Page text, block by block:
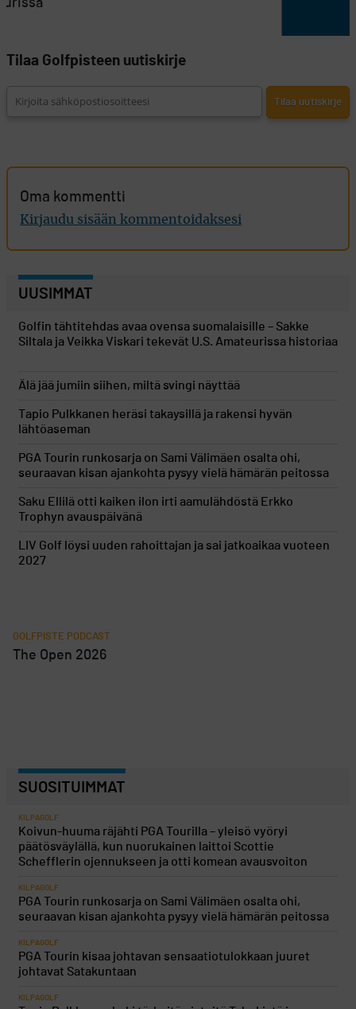
Tilaa Golfpisteen uutiskirje
Oma kommentti
Kirjaudu sisään kommentoidaksesi
UUSIMMAT
Golfin tähtitehdas avaa ovensa suomalaisille – Sakke
Siltala ja Veikka Viskari tekevät U.S. Amateurissa historiaa
Älä jää jumiin siihen, miltä svingi näyttää
Tapio Pulkkanen heräsi takaysillä ja rakensi hyvän
lähtöaseman
PGA Tourin runkosarja on Sami Välimäen osalta ohi,
seuraavan kisan ajankohta pysyy vielä hämärän peitossa
Saku Ellilä otti kaiken ilon irti aamulähdöstä Erkko
Trophyn avauspäivänä
LIV Golf löysi uuden rahoittajan ja sai jatkoaikaa vuoteen
2027
GOLFPISTE PODCAST
The Open 2026
SUOSITUIMMAT
KILPAGOLF
Koivun-huuma räjähti PGA Tourilla – yleisö vyöryi
päätösväylällä, kun nuorukainen laittoi Scottie
Schefflerin ojennukseen ja otti komean avausvoiton
KILPAGOLF
PGA Tourin runkosarja on Sami Välimäen osalta ohi,
seuraavan kisan ajankohta pysyy vielä hämärän peitossa
KILPAGOLF
PGA Tourin kisaa johtavan sensaatiotulokkaan juuret
johtavat Satakuntaan
KILPAGOLF